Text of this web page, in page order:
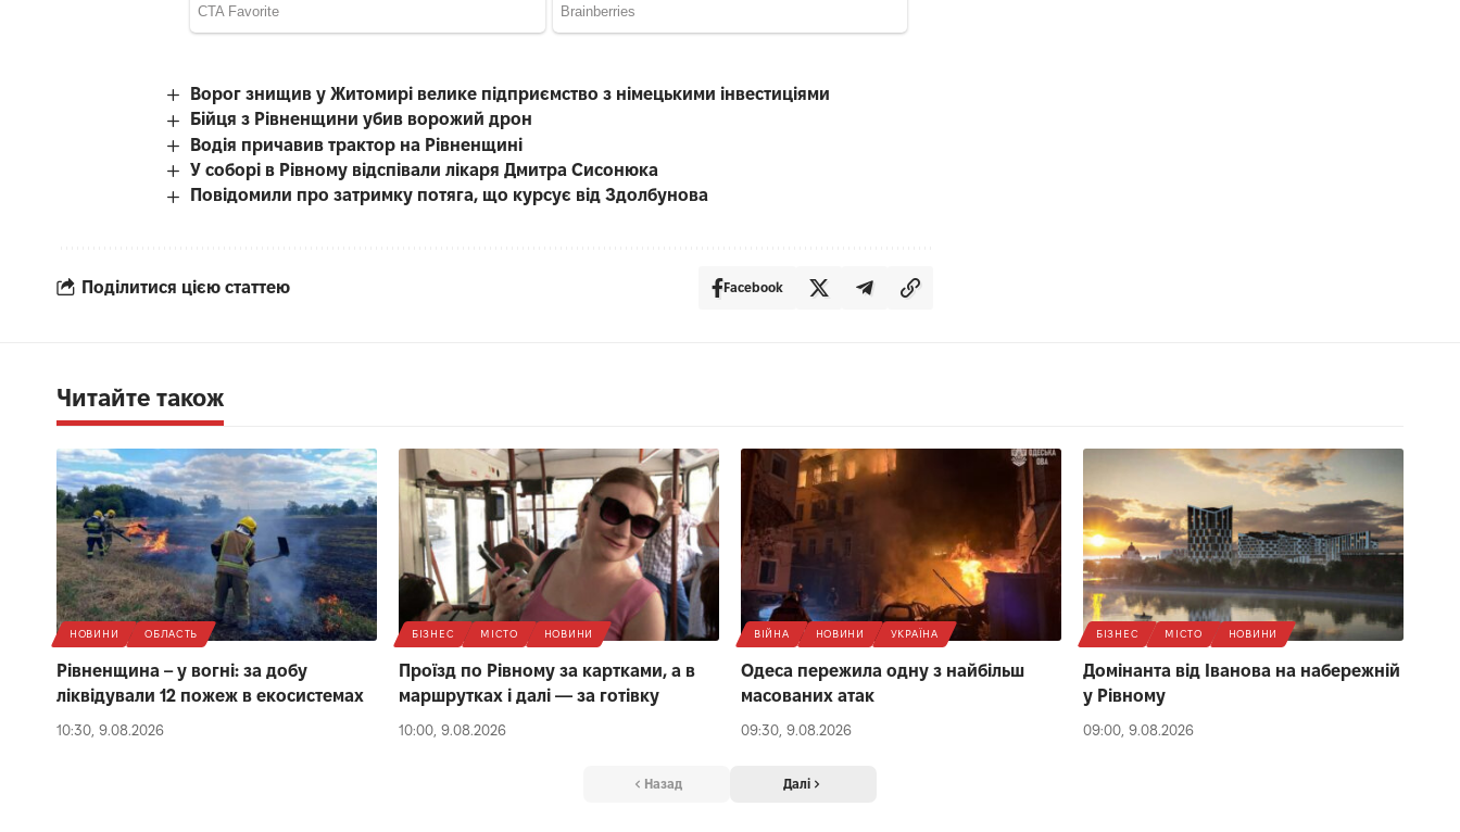
Ворог знищив у Житомирі велике підприємство з німецькими інвестиціями
Бійця з Рівненщини убив ворожий дрон
Водія причавив трактор на Рівненщині
У соборі в Рівному відспівали лікаря Дмитра Сисонюка
Повідомили про затримку потяга, що курсує від Здолбунова
Поділитися цією статтею Facebook
Читайте також
НОВИНИ ОБЛАСТЬ
Рівненщина – у вогні: за добу
ліквідували 12 пожеж в екосистемах
10:30, 9.08.2026
БІЗНЕС МІСТО НОВИНИ
Проїзд по Рівному за картками, а в
маршрутках і далі — за готівку
10:00, 9.08.2026
ВІЙНА НОВИНИ УКРАЇНА
Одеса пережила одну з найбільш
масованих атак
09:30, 9.08.2026
БІЗНЕС МІСТО НОВИНИ
Домінанта від Іванова на набережній
у Рівному
09:00, 9.08.2026
Назад Далі